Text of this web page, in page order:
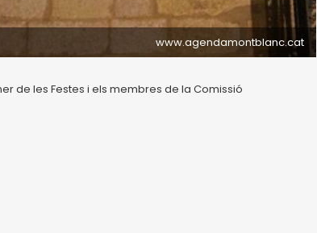
www.agendamontblanc.cat
de les Festes i els membres de la Comissió